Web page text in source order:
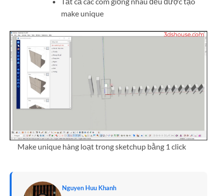
make unique
Make unique hàng loạt trong sketchup bằng 1 click
Nguyen Huu Khanh